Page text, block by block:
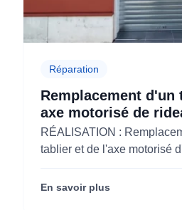
Réparation
Remplacement d'un
axe motorisé de
pour M'CHADAL
(95)
RÉALISATION :
tablier et de l'axe motorisé
Center) (95290).
En savoir plus